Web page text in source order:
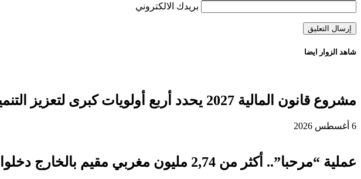
بريدك الالكتروني
شاهد الزوار ايضا
مشروع قانون المالية 2027 يحدد أربع أولويات كبرى لتعزيز التنمية وتوطيد الدولة الاجتماعية
6 أغسطس 2026
عملية “مرحبا”.. أكثر من 2,74 مليون مغربي مقيم بالخارج دخلوا المملكة إلى غاية 3 غشت